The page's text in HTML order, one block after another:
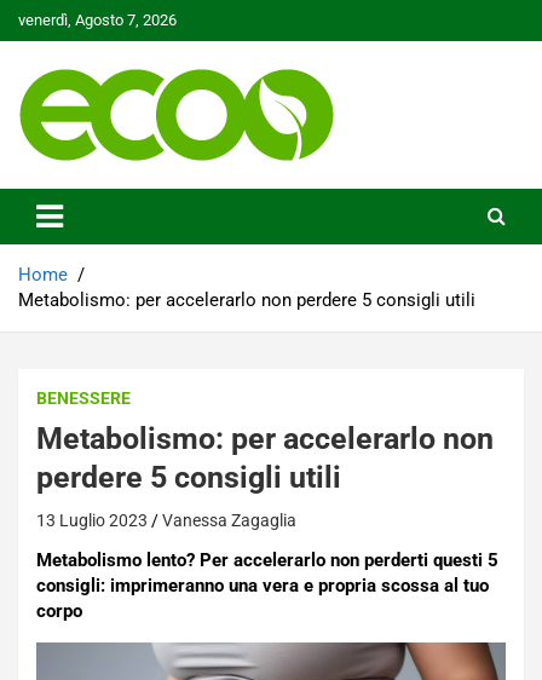
to
venerdì, Agosto 7, 2026
Ecoo.it
Home
Metabolismo: per accelerarlo non perdere 5 consigli utili
BENESSERE
Metabolismo: per accelerarlo non
perdere 5 consigli utili
13 Luglio 2023 Vanessa Zagaglia
Metabolismo lento? Per accelerarlo non perderti questi 5
consigli: imprimeranno una vera e propria scossa al tuo
corpo